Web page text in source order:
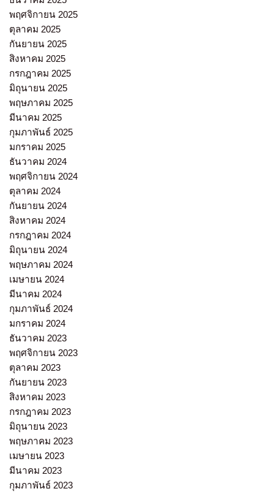
พฤศจิกายน 2025
ตุลาคม 2025
กันยายน 2025
สิงหาคม 2025
กรกฎาคม 2025
มิถุนายน 2025
พฤษภาคม 2025
มีนาคม 2025
กุมภาพันธ์ 2025
มกราคม 2025
ธันวาคม 2024
พฤศจิกายน 2024
ตุลาคม 2024
กันยายน 2024
สิงหาคม 2024
กรกฎาคม 2024
มิถุนายน 2024
พฤษภาคม 2024
เมษายน 2024
มีนาคม 2024
กุมภาพันธ์ 2024
มกราคม 2024
ธันวาคม 2023
พฤศจิกายน 2023
ตุลาคม 2023
กันยายน 2023
สิงหาคม 2023
กรกฎาคม 2023
มิถุนายน 2023
พฤษภาคม 2023
เมษายน 2023
มีนาคม 2023
กุมภาพันธ์ 2023